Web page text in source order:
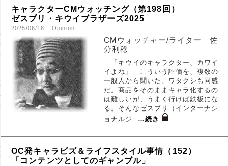
キャラクターCMウォッチング（第198回）
ゼスプリ・キウイブラザーズ2025
2025/06/18 Opinion
CMウォッチャー/ライター 佐
分利稔
「キウイのキャラクター、カワイ
イよね」 こういう評価を、複数の
一般人から聞いた。ワタクシも同感
だ。商品をそのままキャラ化するの
は難しいが、うまく行けば鉄板にな
る。そんなゼスプリ（インターナシ
ョナルジ
…続き
OC発キャラビズ＆ライフスタイル事情（152）
「コンテンツとしてのギャンブル」